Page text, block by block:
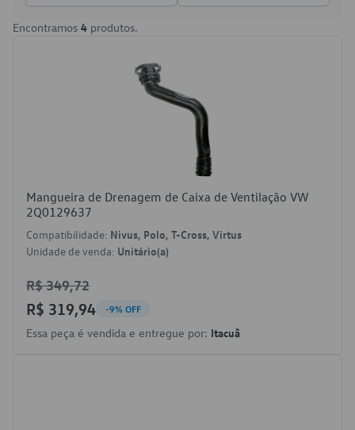
Encontramos 4 produtos.
Mangueira de Drenagem de Caixa de Ventilação VW
2Q0129637
Compatibilidade: Nivus, Polo, T-Cross, Virtus
Unidade de venda: Unitário(a)
R$ 349,72
R$ 319,94 -9% OFF
Essa peça é vendida e entregue por: Itacuã